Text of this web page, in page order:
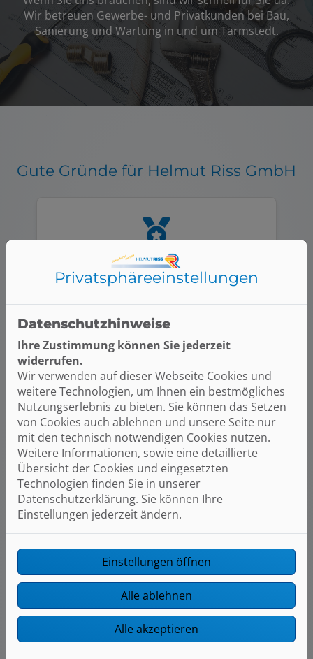
Wir betreuen Gewerbe- und Privatkunden bei Bau,
Sanierung und Wartung in und um Tarmstedt.
Gute Gründe für Helmut Riss GmbH
Anerkannter Fachbetrieb
Viele Jahre Erfahrung
Moderne Technik und Ausstattung
Ausgezeichnete Qualität und Service
Privatsphäre­einstellungen
Datenschutzhinweise
Ihre Zustimmung können Sie jederzeit
widerrufen.
Wir verwenden auf dieser Webseite Cookies und
weitere Technologien, um Ihnen ein bestmögliches
Nutzungserlebnis zu bieten. Sie können das Setzen
von Cookies auch ablehnen und unsere Seite nur
mit den technisch notwendigen Cookies nutzen.
Weitere Informationen, sowie eine detaillierte
Übersicht der Cookies und eingesetzten
Technologien finden Sie in unserer
Datenschutzerklärung. Sie können Ihre
Einstellungen jederzeit ändern.
Einstellungen öffnen
Alle ablehnen
Alle akzeptieren